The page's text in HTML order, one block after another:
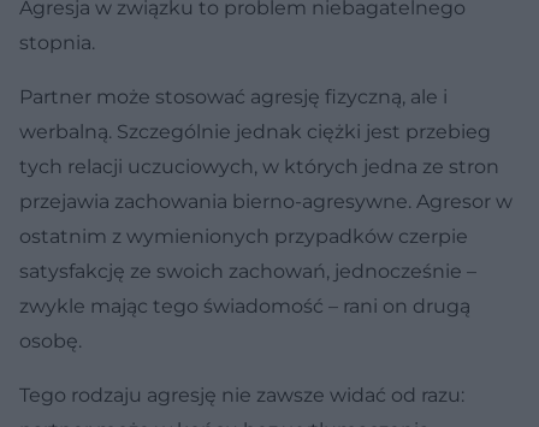
Agresja w związku to problem niebagatelnego
stopnia.
Partner może stosować agresję fizyczną, ale i
werbalną. Szczególnie jednak ciężki jest przebieg
tych relacji uczuciowych, w których jedna ze stron
przejawia zachowania bierno-agresywne. Agresor w
ostatnim z wymienionych przypadków czerpie
satysfakcję ze swoich zachowań, jednocześnie –
zwykle mając tego świadomość – rani on drugą
osobę.
Tego rodzaju agresję nie zawsze widać od razu: